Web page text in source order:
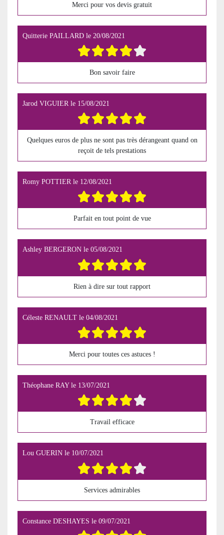
Merci pour vos devis gratuit
Quitterie PAILLARD le 20/08/2021
Bon savoir faire
Jarod VIGUIER le 15/08/2021
Quelques euros de plus ne sont pas très dérangeant quand on
reçoit de tels prestations
Romy POTTIERle 12/08/2021
Parfait en tout point de vue
Ashley BERGERON le 05/08/2021
Rien à dire sur tout rapport
Céleste RENAULT le 04/08/2021
Merci pour toutes ces astuces !
Théophane RAYle 13/07/2021
Travail efficace
Lou GUERIN le 10/07/2021
Services admirables
Constance DESHAYES le 09/07/2021